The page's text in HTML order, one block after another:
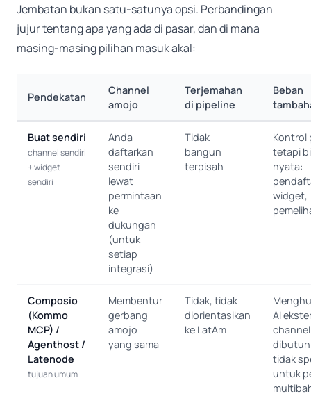
Jembatan bukan satu-satunya opsi. Perbandingan
jujur tentang apa yang ada di pasar, dan di mana
masing-masing pilihan masuk akal:
Pendekatan
Channel
amojo
Terjemahan
di pipeline
Beban
Buat sendiri
channel sendiri
+ widget
sendiri
Anda
daftarkan
sendiri
lewat
permintaan
ke
dukungan
(untuk
setiap
integrasi)
Tidak —
bangun
terpisah
Kontrol
tetapi
nyata:
widget,
Composio
(Kommo
MCP) /
Agenthost /
Latenode
tujuan umum
Membentur
gerbang
amojo
yang sama
Tidak, tidak
diorientasikan
ke LatAm
AI
tidak
untuk